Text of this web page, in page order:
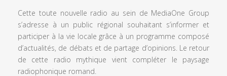
Cette toute nouvelle radio au sein de MediaOne Group
s’adresse à un public régional souhaitant s’informer et
participer à la vie locale grâce à un programme composé
d’actualités, de débats et de partage d’opinions. Le retour
de cette radio mythique vient compléter le paysage
radiophonique romand.